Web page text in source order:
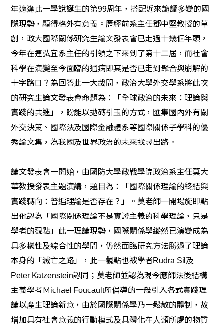
年適逢此一學說誕生的第99周年，搭配近來詭譎多變的國
際現勢，顯得格外有意義。歷經前系主任鄧中堅教授的草
創，政大國際關係研究生論文發表會已走過十幾個年頭，
今年在連弘宜系主任的引領之下來到了第十二屆，而社會
科學在演變至今面臨的通病即其是否已走到聚合與崩解的
十字路口？為回答此一大哉問，政治大學外交學系將此次
的研究生論文發表會命題為：「全球政治的未來：理論與
實踐的共進」，盼能以拋磚引玉的方式，匯集國內外有關
外交決策、國際法及國際金融體系等國際關係子學科的優
秀論文集，為我國及世界政治的未來找尋出路。
論文發表會一開始，由國防大學政戰學院政治系主任莫大
華教授發表主題演講，題目為：「國際關係理論的終結與
實踐轉向：普遍理論是否存在？」。莫老師一開場旋即點
出他認為「國際關係理論不是實證主義的科學理論，只是
學者的觀點」此一理論現勢，國際關係學縱然已演變成為
具多樣性及綜合性的學問，仍然面臨研究方法勝過了理論
本身的「滅亡之路」，此一觀點也被學者Rudra Sil及
Peter Katzenstein認同；莫老師並認為現今應師法後結構
主義學者Ｍichael Foucault所倡導的一般引入各式實踐理
論以產生理論新意，由於國際關係學乃一鬆散的體制，故
增加具有社會意義的行動模式及具體化在人類所處的物質